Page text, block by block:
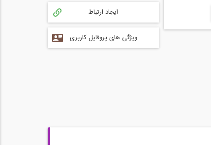
ایجاد ارتباط
ویژگی های پروفایل کاربری